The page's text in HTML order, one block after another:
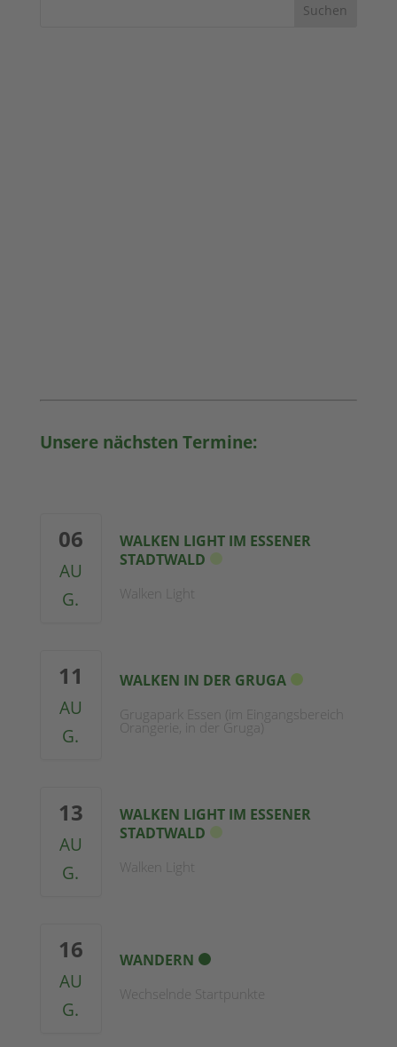
Suchen
Unsere nächsten Termine:
06
AU
G.
WALKEN LIGHT IM ESSENER
STADTWALD
Walken Light
11
AU
G.
WALKEN IN DER GRUGA
Grugapark Essen (im Eingangsbereich
Orangerie, in der Gruga)
13
AU
G.
WALKEN LIGHT IM ESSENER
STADTWALD
Walken Light
16
AU
G.
WANDERN
Wechselnde Startpunkte